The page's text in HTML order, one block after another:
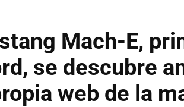
Mach-E,
se descubre
web de la